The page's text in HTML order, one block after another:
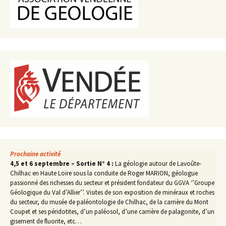
Prochaine activité
4,5 et 6 septembre – Sortie N° 4 : La géologie autour de Lavoûte-
Chilhac en Haute Loire sous la conduite de Roger MARION, géologue
passionné des richesses du secteur et président fondateur du GGVA ‘’Groupe
Géologique du Val d’Allier’’. Visites de son exposition de minéraux et roches
du secteur, du musée de paléontologie de Chilhac, de la carrière du Mont
Coupet et ses péridotites, d’un paléosol, d’une carrière de palagonite, d’un
gisement de fluorite, etc…